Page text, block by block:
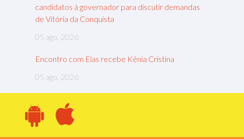
candidatos à governador para discutir demandas
de Vitória da Conquista
05 ago, 2026
Encontro com Elas recebe Kênia Cristina
05 ago, 2026